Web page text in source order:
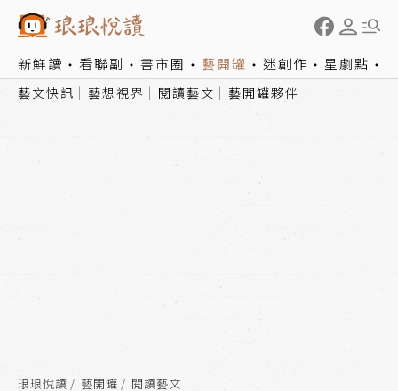
新鮮讀 看聯副 書市圈 藝開罐 迷創作 星劇點
藝文快訊 藝想視界 閱讀藝文 藝開罐夥伴
琅琅悅讀 藝開罐 閱讀藝文